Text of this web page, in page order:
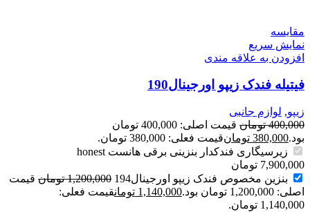
مقايسه
نمایش سریع
افزودن به علاقه مندی
فیتیله فندک زیپو اورجینال190
زیپو, لوازم جانبی
400,000 تومان
قیمت اصلی: 400,000 تومان
بود.380,000 تومانقیمت فعلی: 380,000 تومان.
زیرسیگاری فندکدار بنزینی برقی هانست honest
7,900,000 تومان
بنزین مخصوص فندک زیپو اورجینال194
1,200,000 تومان قیمت
اصلی: 1,200,000 تومان بود.
1,140,000 تومانقیمت فعلی:
1,140,000 تومان.